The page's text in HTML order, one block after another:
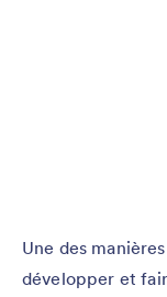
Une des
développer et